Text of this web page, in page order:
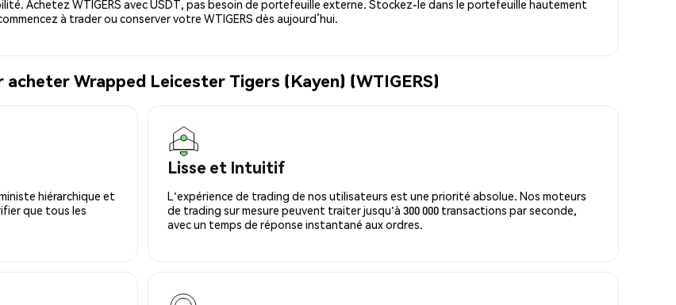
Achetez WTIGERS avec USDT, pas besoin de portefeuille externe. Stockez-le dans le portefeuille hautement
à trader ou conserver votre WTIGERS dès aujourd’hui.
Wrapped Leicester Tigers (Kayen) (WTIGERS)
hiérarchique et
que tous les
Lisse et Intuitif
L'expérience de trading de nos utilisateurs est une priorité absolue. Nos moteurs
de trading sur mesure peuvent traiter jusqu'à 300 000 transactions par seconde,
avec un temps de réponse instantané aux ordres.